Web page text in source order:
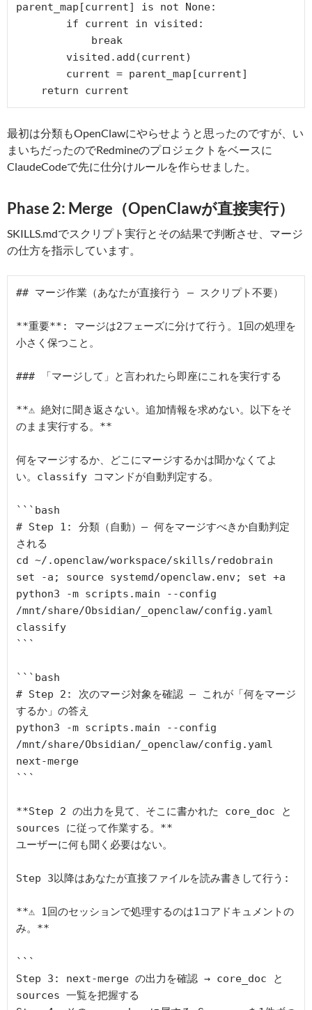
parent_map[current] is not None:
最初は分類もOpenClawにやらせようと思ったのですが、い
まいちだったのでRedmineのプロジェクトをベースに
ClaudeCodeで先に仕分けルールを作らせました。
Phase 2: Merge（OpenClawが直接実行）
SKILLS.mdでスクリプト実行とその結果で判断させ、マージ
の仕方を指示しています。
## マージ作業（あなたが直接行う — スクリプト不要）
**重要**: マージは2フェーズに分けて行う。1回の処理を
小さく保つこと。
### 「マージして」と言われたら即座にこれを実行する
**⚠️ 絶対に聞き返さない。追加情報を求めない。以下をそ
のまま実行する。**
何をマージするか、どこにマージするかは聞かなくてよ
い。classify コマンドが自動判定する。
```bash
# Step 1: 分類（自動）— 何をマージすべきか自動判定
される
cd ~/.openclaw/workspace/skills/redobrain
set -a; source systemd/openclaw.env; set +a
python3 -m scripts.main --config
/mnt/share/Obsidian/_openclaw/config.yaml
classify
```
```bash
# Step 2: 次のマージ対象を確認 — これが「何をマージ
するか」の答え
python3 -m scripts.main --config
/mnt/share/Obsidian/_openclaw/config.yaml
next-merge
```
**Step 2 の出力を見て、そこに書かれた core_doc と
sources に従って作業する。**
ユーザーに何も聞く必要はない。
Step 3以降はあなたが直接ファイルを読み書きして行う:
**⚠️ 1回のセッションで処理するのは1コアドキュメントの
み。**
```
Step 3: next-merge の出力を確認 → core_doc と
sources 一覧を把握する